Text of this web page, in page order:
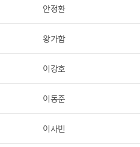
안정환
왕가함
이강호
이동준
이사빈